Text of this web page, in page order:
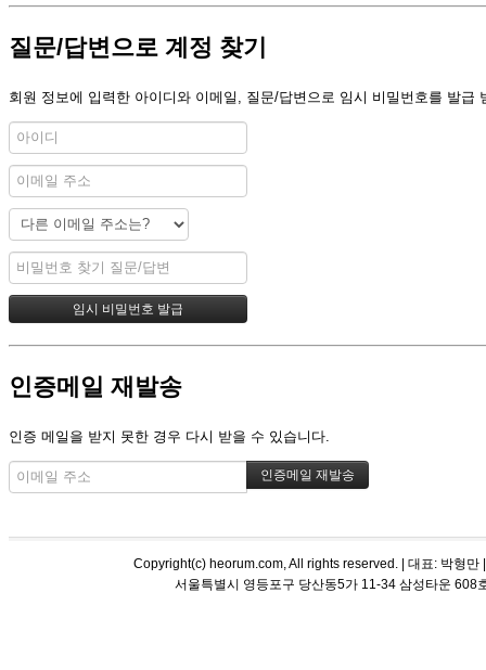
질문/답변으로 계정 찾기
회원 정보에 입력한 아이디와 이메일, 질문/답변으로 임시 비밀번호를 발급
인증메일 재발송
인증 메일을 받지 못한 경우 다시 받을 수 있습니다.
Copyright(c) heorum.com, All rights reserved. | 대표: 박형
서울특별시 영등포구 당산동5가 11-34 삼성타운